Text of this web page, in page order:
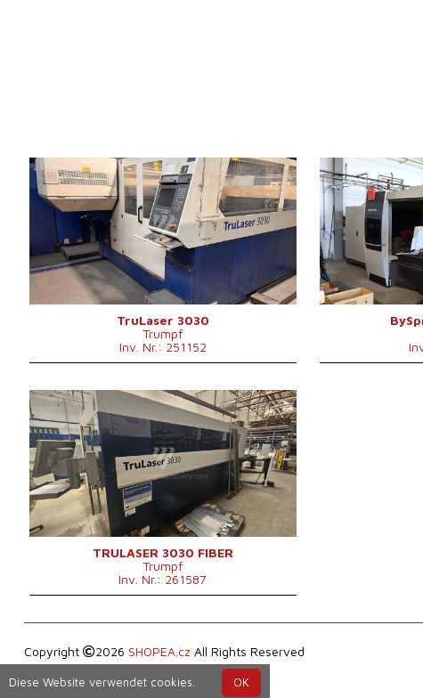
Baujahr:
2007
Max. Werkstücklänge
3000 mm
Max. Werkstückbreite
1500 mm
Max. Blechdicke
20 mm
Laserleistung
3200 W
Fiber
nein
Max. Werkstückgewicht
900 kg
Maschinenabmessungen L x
B x H
8800 x 6010 x 2400
mm
Maschinengewicht
12000 kg
nein
TruLaser 3030
Trumpf
Inv. Nr.: 251152
Baujahr:
Max.
Max.
Max. Blechdicke
Laserleistung
Fiber
Max.
Maschinengewicht
Kontrollsystem
Baujahr:
2019
Max. Werkstücklänge
3000 mm
Max. Werkstückbreite
1500 mm
Max. Blechdicke
25 mm
Laserleistung
4000 W
Fiber
Maschinenabmessungen L x
B x H
9300x5100x2400
mm
Maschinengewicht
9000 kg
Max. Dicke des
20/15 mm
Max. Werkstückgewicht
710 kg
Die Abmessungen des
TRULASER 3030 FIBER
Trumpf
Inv. Nr.: 261587
Copyright 2026 SHOPEA.cz All Rights Reserved
Diese Website verwendet cookies. OK